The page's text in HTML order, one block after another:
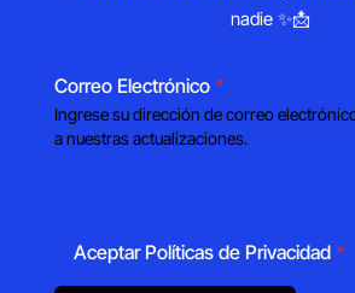
nadie ✨📩
Correo Electrónico *
Ingrese su dirección de correo
a nuestras actualizaciones.
Aceptar Políticas de Privacidad *